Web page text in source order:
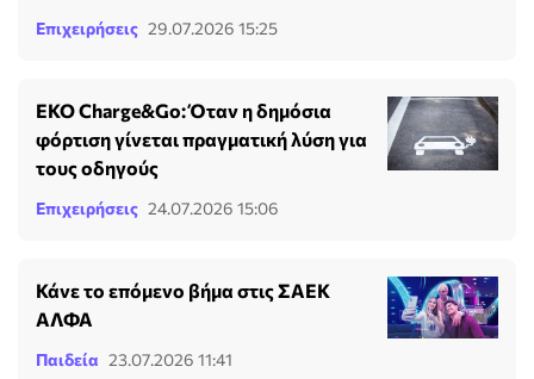
Επιχειρήσεις 29.07.2026 15:25
EKO Charge&Go: Όταν η δημόσια
φόρτιση γίνεται πραγματική λύση για
τους οδηγούς
Επιχειρήσεις 24.07.2026 15:06
Κάνε το επόμενο βήμα στις ΣΑΕΚ
ΑΛΦΑ
Παιδεία 23.07.2026 11:41